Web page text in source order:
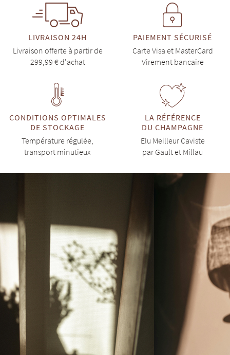
LIVRAISON 24H
Livraison offerte à partir de
299,99 € d'achat
PAIEMENT SÉCURISÉ
Carte Visa et MasterCard
Virement bancaire
CONDITIONS OPTIMALES
DE STOCKAGE
Température régulée,
transport minutieux
LA RÉFÉRENCE
DU CHAMPAGNE
Elu Meilleur Caviste
par Gault et Millau